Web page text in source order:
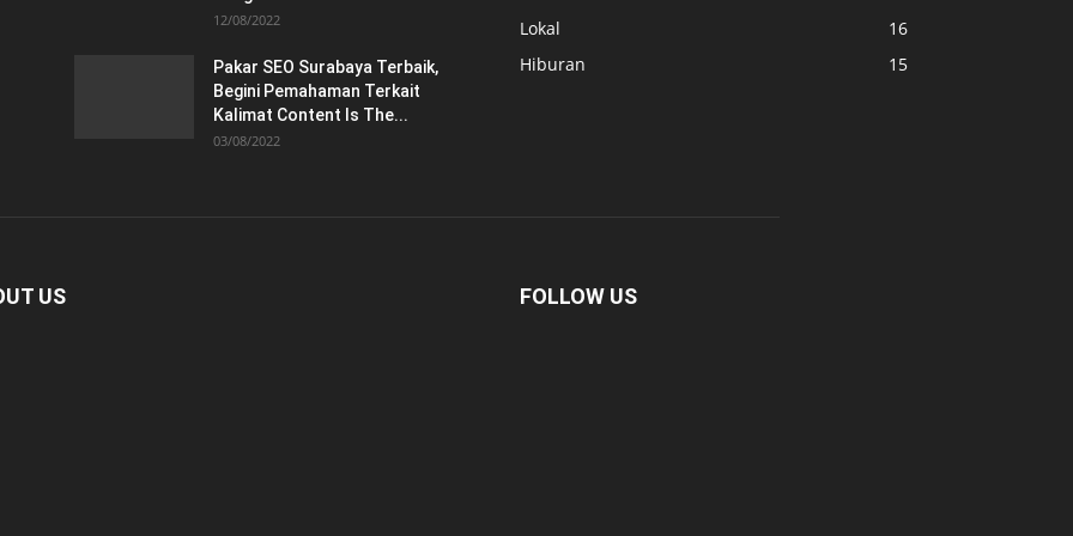
12/08/2022
Pakar SEO Surabaya Terbaik,
Begini Pemahaman Terkait
Kalimat Content Is The...
03/08/2022
Lokal
16
Hiburan
15
US FOLLOW US